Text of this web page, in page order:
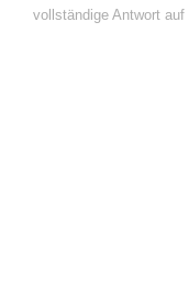
vollständige Antwort